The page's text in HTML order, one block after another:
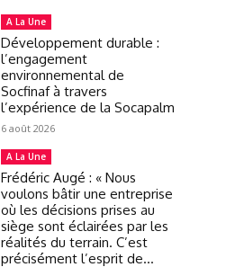
A La Une
Développement durable :
l’engagement
environnemental de
Socfinaf à travers
l’expérience de la Socapalm
6 août 2026
A La Une
Frédéric Augé : « Nous
voulons bâtir une entreprise
où les décisions prises au
siège sont éclairées par les
réalités du terrain. C’est
précisément l’esprit de...